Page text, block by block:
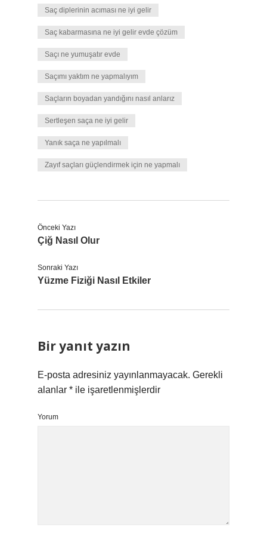
Saç diplerinin acıması ne iyi gelir
Saç kabarmasına ne iyi gelir evde çözüm
Saçı ne yumuşatır evde
Saçımı yaktım ne yapmalıyım
Saçların boyadan yandığını nasıl anlarız
Sertleşen saça ne iyi gelir
Yanık saça ne yapılmalı
Zayıf saçları güçlendirmek için ne yapmalı
Önceki Yazı
Çiğ Nasıl Olur
Sonraki Yazı
Yüzme Fiziği Nasıl Etkiler
Bir yanıt yazın
E-posta adresiniz yayınlanmayacak. Gerekli
alanlar * ile işaretlenmişlerdir
Yorum